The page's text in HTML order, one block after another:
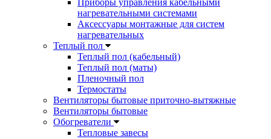
Приборы управления кабельными
нагревательными системами
Аксессуары монтажные для систем
нагревательных
Теплый пол
Теплый пол (кабельный)
Теплый пол (маты)
Пленочный пол
Термостаты
Вентиляторы бытовые приточно-вытяжные
Вентиляторы бытовые
Обогреватели
Тепловые завесы